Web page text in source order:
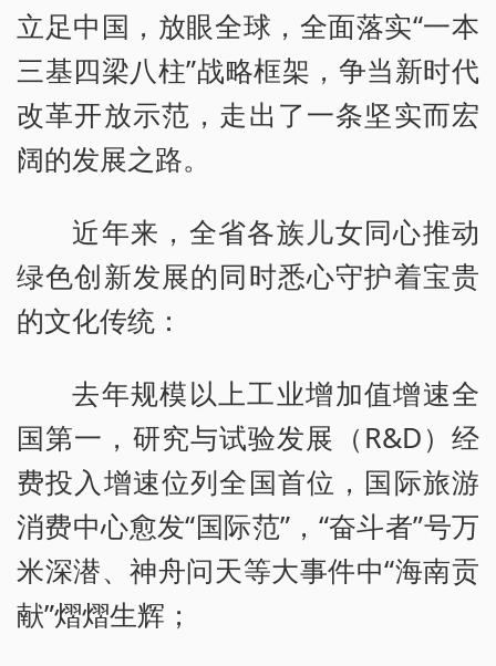
立足中国，放眼全球，全面落实“一本
三基四梁八柱”战略框架，争当新时代
改革开放示范，走出了一条坚实而宏
阔的发展之路。
近年来，全省各族儿女同心推动
绿色创新发展的同时悉心守护着宝贵
的文化传统：
去年规模以上工业增加值增速全
国第一，研究与试验发展（R&D）经
费投入增速位列全国首位，国际旅游
消费中心愈发“国际范”，“奋斗者”号万
米深潜、神舟问天等大事件中“海南贡
献”熠熠生辉；